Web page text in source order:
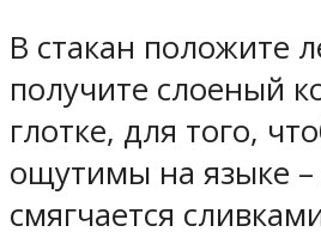
В стакан положите
получите слоеный
глотке, для того,
ощутимы на языке
смягчается